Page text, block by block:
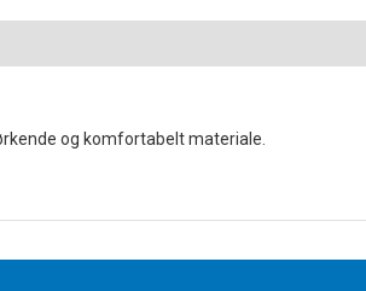
og komfortabelt materiale.